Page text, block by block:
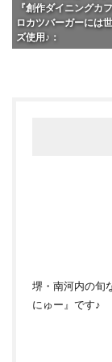
『創作ダイニングカ
ロカツバーガーには
ズ使用♪：
堺・南河内の旬
にゅー』です♪